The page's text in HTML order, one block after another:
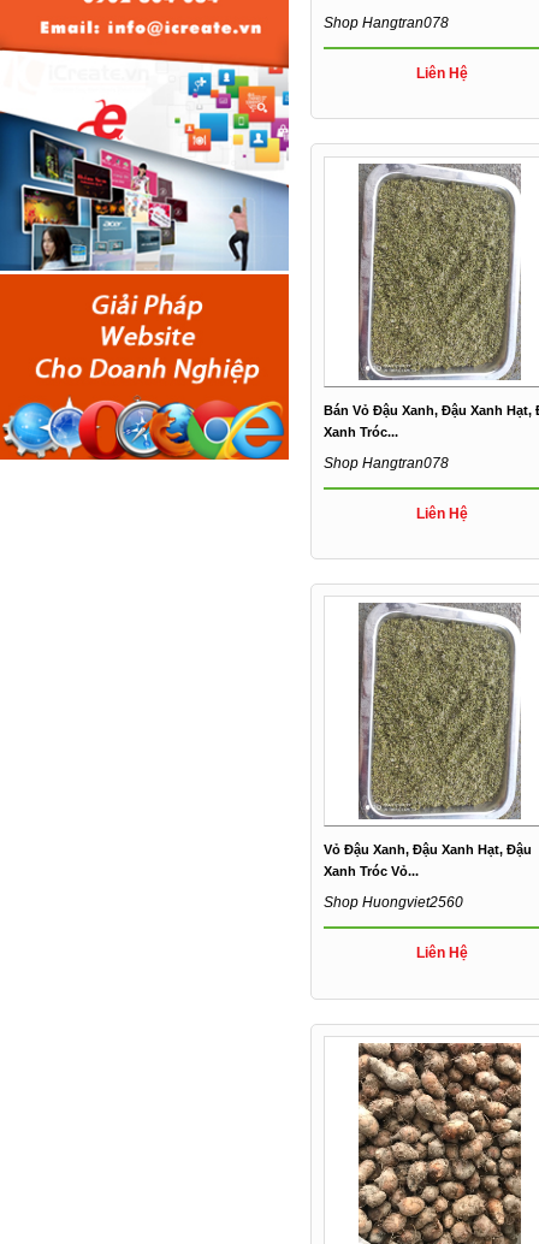
Shop Hangtran078
Liên Hệ
Bán Vỏ Đậu Xanh, Đậu Xanh Hạt,
Xanh Tróc...
Shop Hangtran078
Liên Hệ
Vỏ Đậu Xanh, Đậu Xanh Hạt, Đậu
Xanh Tróc Vỏ...
Shop Huongviet2560
Liên Hệ